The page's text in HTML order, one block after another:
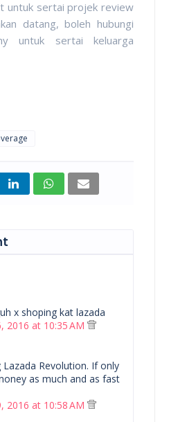
untuk sertai projek review
datang, boleh hubungi
untuk sertai keluarga
x shoping kat lazada
2016 at 10:35 AM
Revolution. If only
as much and as fast
2016 at 10:58 AM